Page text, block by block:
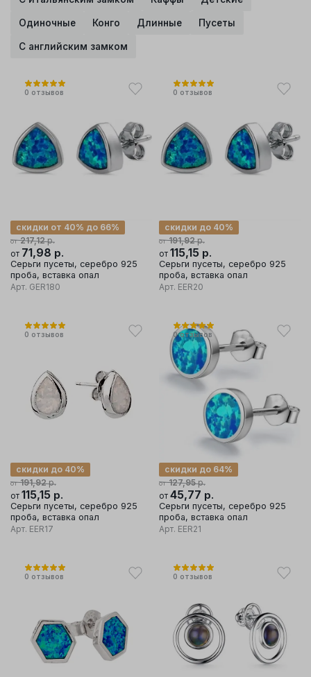
Одиночные Конго Длинные Пусеты
С английским замком
0 отзывов
от 217,12р.
скидки от 40% до 66%
от 71,98 р.
Серьги пусеты, серебро 925
проба, вставка опал
Арт. GER180
0 отзывов
от 191,92р.
скидки до 40%
от 115,15 р.
Серьги пусеты, серебро 925
проба, вставка опал
Арт. EER20
0 отзывов
от 191,92р.
скидки до 40%
от 115,15 р.
Серьги пусеты, серебро 925
проба, вставка опал
Арт. EER17
0 отзывов
от 127,95р.
скидки до 64%
от 45,77 р.
Серьги пусеты, серебро 925
проба, вставка опал
Арт. EER21
0 отзывов 0 отзывов